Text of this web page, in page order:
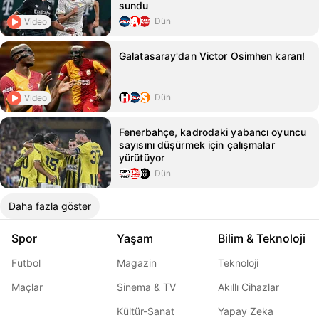
Video
sundu
Dün
Video
Galatasaray'dan Victor Osimhen kararı!
Dün
Fenerbahçe, kadrodaki yabancı oyuncu
sayısını düşürmek için çalışmalar
yürütüyor
Dün
Daha fazla göster
Spor
Futbol
Maçlar
Yaşam
Magazin
Sinema & TV
Kültür-Sanat
Bilim & Teknoloji
Teknoloji
Akıllı Cihazlar
Yapay Zeka